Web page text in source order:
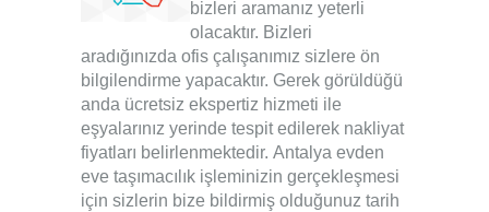
bizleri aramanız yeterli
olacaktır. Bizleri
aradığınızda ofis çalışanımız sizlere ön
bilgilendirme yapacaktır. Gerek görüldüğü
anda ücretsiz ekspertiz hizmeti ile
eşyalarınız yerinde tespit edilerek nakliyat
fiyatları belirlenmektedir. Antalya evden
eve taşımacılık işleminizin gerçekleşmesi
için sizlerin bize bildirmiş olduğunuz tarih